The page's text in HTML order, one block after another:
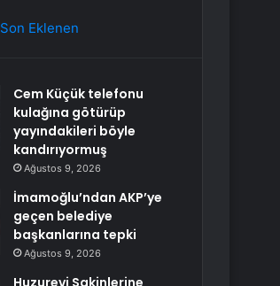
Son Eklenen
Cem Küçük telefonu
kulağına götürüp
yayındakileri böyle
kandırıyormuş
Ağustos 9, 2026
İmamoğlu’ndan AKP’ye
geçen belediye
başkanlarına tepki
Ağustos 9, 2026
Huzurevi Sakinlerine